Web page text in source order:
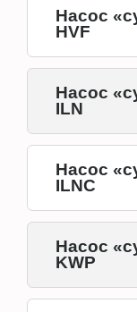
Насос
HVF
Насос
ILN
Насос
ILNC
Насос
KWP